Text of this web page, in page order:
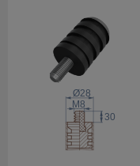
30
Ø28
M8